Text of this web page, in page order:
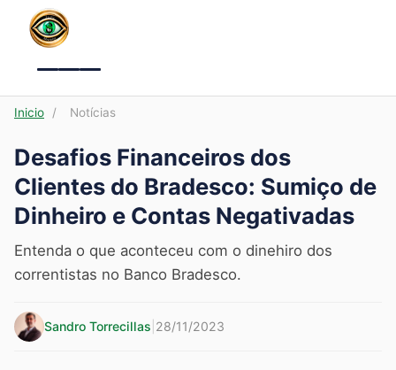
Menu
Inicio / Notícias
Desafios Financeiros dos
Clientes do Bradesco: Sumiço de
Dinheiro e Contas Negativadas
Entenda o que aconteceu com o dinehiro dos
correntistas no Banco Bradesco.
Sandro Torrecillas 28/11/2023